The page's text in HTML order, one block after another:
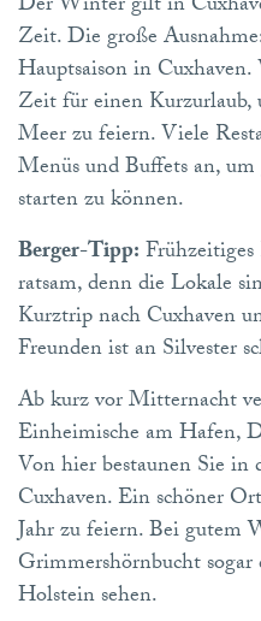
Zeit. Die große
Hauptsaison in
Zeit für einen Kurzurlaub,
Meer zu feiern. Viele
Menüs und Buffets an,
starten zu können.
Berger-Tipp:
ratsam, denn die Lokale
Kurztrip nach Cuxhaven
Freunden ist an Silvester
Ab kurz vor Mitternacht
Einheimische am Hafen,
Von hier bestaunen Sie in
Cuxhaven. Ein schöner
Jahr zu feiern. Bei gutem
Grimmershörnbucht
Holstein sehen.